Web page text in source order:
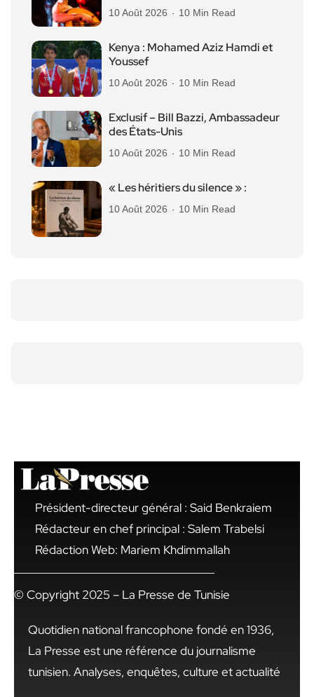
10 Août 2026 10 Min Read
Kenya : Mohamed Aziz Hamdi et
Youssef
10 Août 2026 10 Min Read
Exclusif – Bill Bazzi, Ambassadeur
des États-Unis
10 Août 2026 10 Min Read
« Les héritiers du silence » :
10 Août 2026 10 Min Read
Président-directeur général : Said Benkraiem
Rédacteur en chef principal : Salem Trabelsi
Rédaction Web: Mariem Khdimmallah
© Copyright 2025 – La Presse de Tunisie
Quotidien national francophone fondé en 1936,
La Presse est une référence du journalisme
tunisien. Analyses, enquêtes, culture et actualité